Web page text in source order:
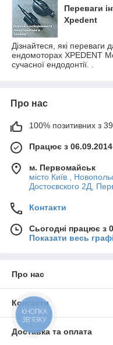
Переваги
Xpedent
Дізнайтеся, які переваги
ендомоторах XPEDENT
сучасної ендодонтії. .
Про нас
100% позитивних з 39
Працює з 06.09.2014
м. Первомайськ
місто Київ ,
Достоєвского 2Д,
Контакти
Сьогодні працює з
Показати весь
Про нас
Контакти
Доставка та оплата
КНОПКА
ЗВ'ЯЗКУ